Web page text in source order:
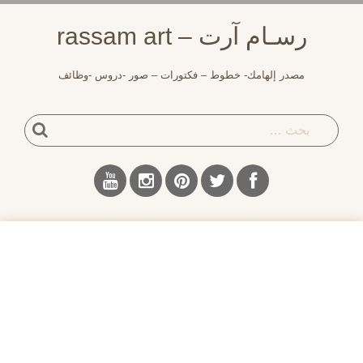
رسـام آرت – rassam art
مصدر إلهامك- خطوط – فكتورات – صور -دروس -وظائف